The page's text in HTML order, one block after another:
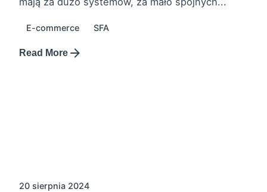
E-commerce SFA
Read More
20 sierpnia 2024